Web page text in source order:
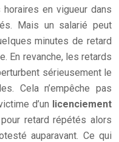
horaires en vigueur dans
Mais un salarié peut
minutes de retard
En revanche, les retards
sérieusement le
Cela n’empêche pas
d’un licenciement
retard répétés alors
auparavant. Ce qui